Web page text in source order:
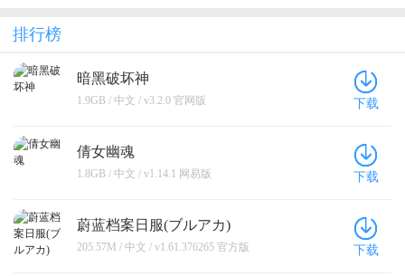
业）
排行榜
暗黑破坏神
1.9GB / 中文 / v3.2.0 官网版 下载
倩女幽魂
1.8GB / 中文 / v1.14.1 网易版 下载
蔚蓝档案日服(ブルアカ)
205.57M / 中文 / v1.61.376265 官方版 下载